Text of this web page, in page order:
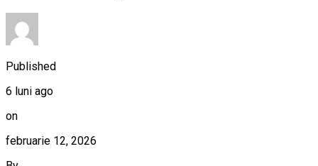
Published
6 luni ago
on
februarie 12, 2026